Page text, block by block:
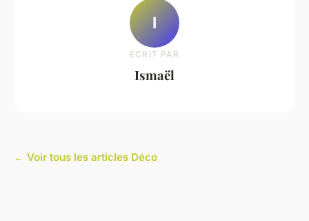
I
ECRIT PAR
Ismaël
← Voir tous les articles Déco